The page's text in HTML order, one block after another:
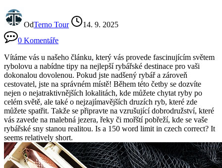
OdTerno Tour
14. 9. 2025
0 Komentáře
Vítáme vás u našeho článku, který vás provede fascinujícím světem
rybolovu a nabídne tipy na nejlepší rybářské ‌destinace pro vaši
dokonalou ‍dovolenou. Pokud jste nadšený rybář a zároveň⁢
cestovatel, jste na správném místě! Během této četby se dozvíte
nejen o nejatraktivnějších ⁣lokalitách, kde ⁤můžete chytat ryby po
celém světě, ale také o nejzajímavějších druzích ryb, ⁢které zde ​
můžete ‌spatřit. Takže se připravte na vzrušující dobrodružství, které
vás zavede na malebná jezera, řeky či ⁤mořští ⁢pobřeží, kde se vaše
rybářské sny stanou realitou. Is a 150 word limit in czech correct? It
seems relatively short.